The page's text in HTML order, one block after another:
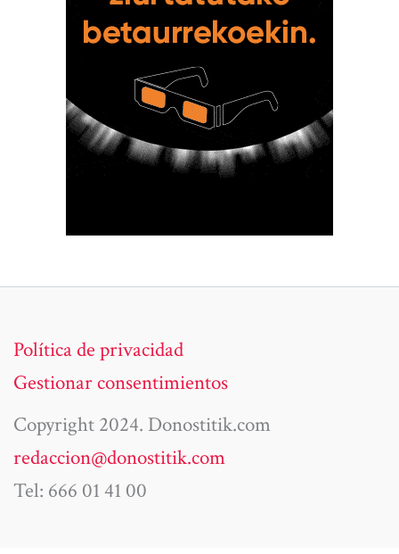
Política de privacidad
Gestionar consentimientos
Copyright 2024. Donostitik.com
redaccion@donostitik.com
Tel: 666 01 41 00